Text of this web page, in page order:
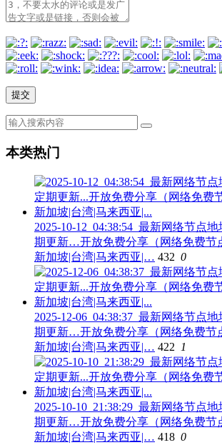
本类热门
2025-10-12_04:38:54_最新网络节点
期更新…开放免费分享（网络免费节
新加坡|台湾|马来西亚|… 432 0
2025-12-06_04:38:37_最新网络节点
期更新…开放免费分享（网络免费节
新加坡|台湾|马来西亚|… 422 1
2025-10-10_21:38:29_最新网络节点
期更新…开放免费分享（网络免费节
新加坡|台湾|马来西亚|… 418 0